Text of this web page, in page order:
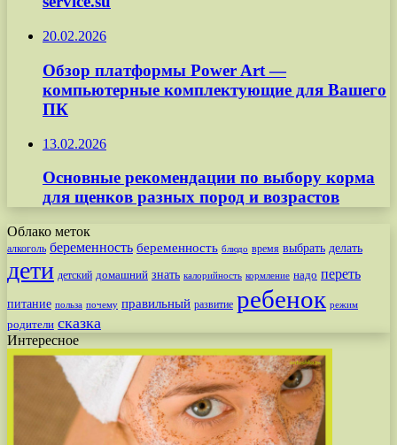
20.02.2026
Обзор платформы Power Art —
компьютерные комплектующие для Вашего
ПК
13.02.2026
Основные рекомендации по выбору корма
для щенков разных пород и возрастов
Облако меток
алкоголь беременность беременность блюдо время выбрать делать
дети детский домашний знать калорийность кормление надо переть
питание польза почему правильный развитие ребенок режим
родители сказка
Интересное